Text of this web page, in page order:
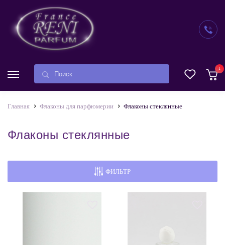
1
Главная Флаконы для парфюмерии Флаконы стеклянные
Флаконы стеклянные
ФИЛЬТР